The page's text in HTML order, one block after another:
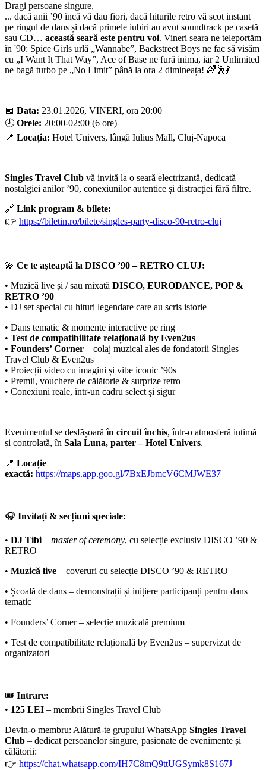
Dragi persoane singure,
... dacă anii ’90 încă vă dau fiori, dacă hiturile retro vă scot instant
pe ringul de dans și dacă primele iubiri au avut soundtrack pe casetă
sau CD… această seară este pentru voi. Vineri seara ne teleportăm
în '90: Spice Girls urlă „Wannabe”, Backstreet Boys ne fac să visăm
cu „I Want It That Way”, Ace of Base ne fură inima, iar 2 Unlimited
ne bagă turbo pe „No Limit” până la ora 2 dimineața! 🌈🕺💃
📅 Data: 23.01.2026, VINERI, ora 20:00
🕗 Orele: 20:00-02:00 (6 ore)
📍 Locația: Hotel Univers, lângă Iulius Mall, Cluj-Napoca
Singles Travel Club vă invită la o seară electrizantă, dedicată
nostalgiei anilor ’90, conexiunilor autentice și distracției fără filtre.
🔗 Link program & bilete:
👉 https://biletin.ro/bilete/singles-party-disco-90-retro-cluj
💫 Ce te așteaptă la DISCO ’90 – RETRO CLUJ:
• Muzică live și / sau mixată DISCO, EURODANCE, POP &
RETRO ’90
• DJ set special cu hituri legendare care au scris istorie
• Dans tematic & momente interactive pe ring
• Test de compatibilitate relațională by Even2us
• Founders’ Corner – colaj muzical ales de fondatorii Singles
Travel Club & Even2us
• Proiecții video cu imagini și vibe iconic ’90s
• Premii, vouchere de călătorie & surprize retro
• Conexiuni reale, într-un cadru select și sigur
Evenimentul se desfășoarăîn circuit închis, într-o atmosferă intimă
și controlată, în Sala Luna, parter – Hotel Univers.
📍 Locație
exactă: https://maps.app.goo.gl/7BxEJbmcV6CMJWE37
🎧 Invitați & secțiuni speciale:
• DJ Tibi– master of ceremony, cu selecție exclusiv DISCO ’90 &
RETRO
• Muzică live – coveruri cu selecție DISCO ’90 & RETRO
• Școală de dans – demonstrații și inițiere participanți pentru dans
tematic
• Founders’ Corner – selecție muzicală premium
• Test de compatibilitate relațională by Even2us – supervizat de
organizatori
🎟 Intrare:
• 125 LEI – membrii Singles Travel Club
Devin-o membru: Alătură-te grupului WhatsApp Singles Travel
Club – dedicat persoanelor singure, pasionate de evenimente și
călătorii:
👉 https://chat.whatsapp.com/IH7C8mQ9ttUGSymk8S167J